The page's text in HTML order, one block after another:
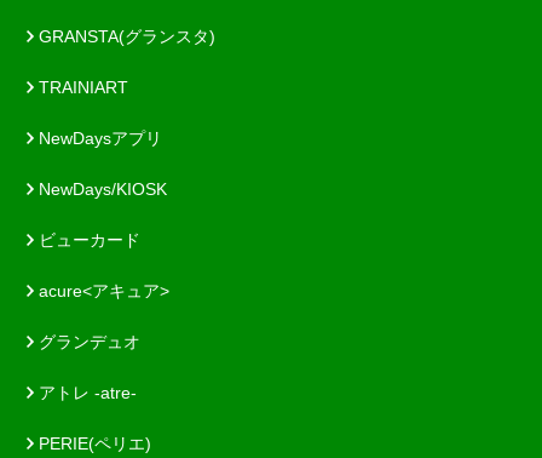
GRANSTA(グランスタ)
TRAINIART
NewDaysアプリ
NewDays/KIOSK
ビューカード
acure<アキュア>
グランデュオ
アトレ -atre-
PERIE(ペリエ)